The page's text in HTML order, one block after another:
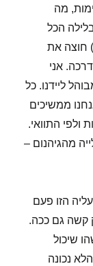
מה
הכל
חוצה את
אני
ליידנו. כל
ממשיכים
ולפי התוואי.
מהגיהנום –
הזו פעם
קשה גם ככה.
שיכול
נכונה